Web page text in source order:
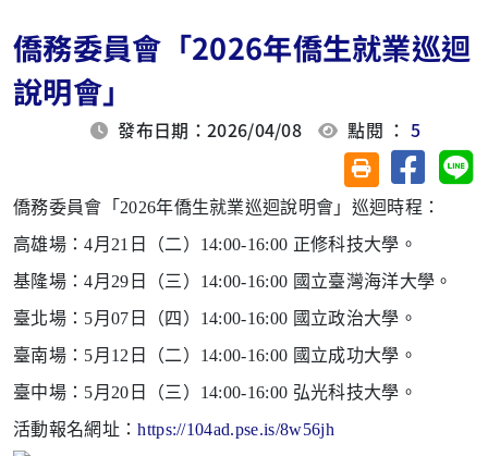
僑務委員會「2026年僑生就業巡迴
說明會」
發布日期：2026/04/08 點閱 ：5
友善列印(另開視
分享至
僑務委員會「2026年僑生就業巡迴說明會」 巡迴時程：
高雄場：4月21日（二）14:00-16:00 正修科技大學。
基隆場：4月29日（三）14:00-16:00 國立臺灣海洋大學。
臺北場：5月07日（四）14:00-16:00 國立政治大學。
臺南場：5月12日（二）14:00-16:00 國立成功大學。
臺中場：5月20日（三）14:00-16:00 弘光科技大學。
活動報名網址：https://104ad.pse.is/8w56jh